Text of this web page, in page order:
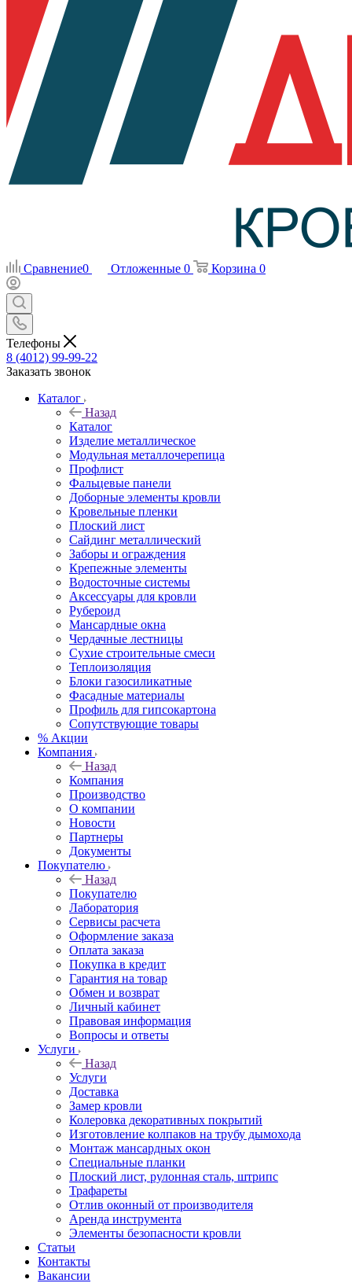
Сравнение0 Отложенные 0 Корзина 0
Телефоны
8 (4012) 99-99-22
Заказать звонок
Каталог
Назад
Каталог
Изделие металлическое
Модульная металлочерепица
Профлист
Фальцевые панели
Доборные элементы кровли
Кровельные пленки
Плоский лист
Сайдинг металлический
Заборы и ограждения
Крепежные элементы
Водосточные системы
Аксессуары для кровли
Рубероид
Мансардные окна
Чердачные лестницы
Сухие строительные смеси
Теплоизоляция
Блоки газосиликатные
Фасадные материалы
Профиль для гипсокартона
Сопутствующие товары
% Акции
Компания
Назад
Компания
Производство
О компании
Новости
Партнеры
Документы
Покупателю
Назад
Покупателю
Лаборатория
Сервисы расчета
Оформление заказа
Оплата заказа
Покупка в кредит
Гарантия на товар
Обмен и возврат
Личный кабинет
Правовая информация
Вопросы и ответы
Услуги
Назад
Услуги
Доставка
Замер кровли
Колеровка декоративных покрытий
Изготовление колпаков на трубу дымохода
Монтаж мансардных окон
Специальные планки
Плоский лист, рулонная сталь, штрипс
Трафареты
Отлив оконный от производителя
Аренда инструмента
Элементы безопасности кровли
Статьи
Контакты
Вакансии